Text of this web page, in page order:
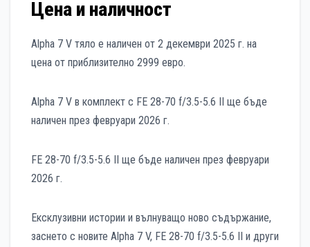
Цена и наличност
Alpha 7 V тяло е наличен от 2 декември 2025 г. на
цена от приблизително 2999 евро.
Alpha 7 V в комплект с FE 28-70 f/3.5-5.6 II ще бъде
наличен през февруари 2026 г.
FE 28-70 f/3.5-5.6 II ще бъде наличен през февруари
2026 г.
Ексклузивни истории и вълнуващо ново съдържание,
заснето с новите Alpha 7 V, FE 28-70 f/3.5-5.6 II и други